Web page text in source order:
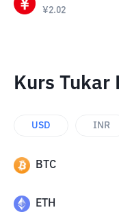
¥2.02
Kurs Tukar
USD INR
BTC
ETH